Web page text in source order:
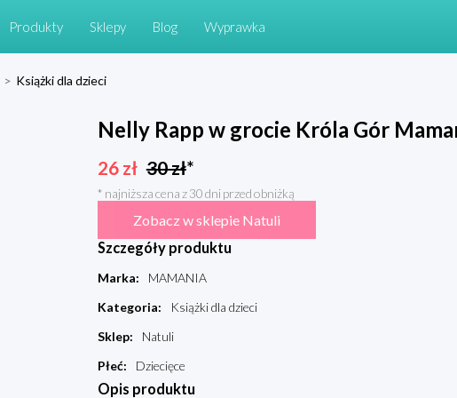
Produkty Sklepy Blog Wyprawka
> Książki dla dzieci
Nelly Rapp w grocie Króla Gór
26zł 30zł*
* najniższa cena z 30 dni przed obniżką
Zobacz w sklepie Natuli
Szczegóły produktu
Marka:
MAMANIA
Kategoria:
Książki dla dzieci
Sklep:
Natuli
Płeć: Dziecięce
Opis produktu